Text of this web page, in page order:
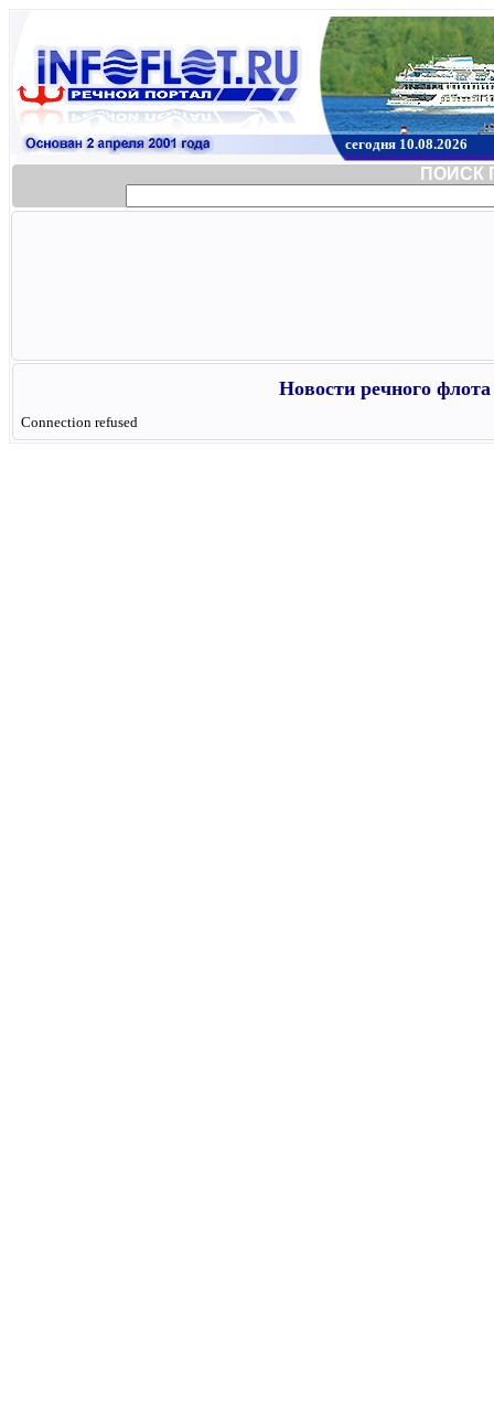
сегодня 10.08.2026
ПОИСК
Новости речного
Connection refused